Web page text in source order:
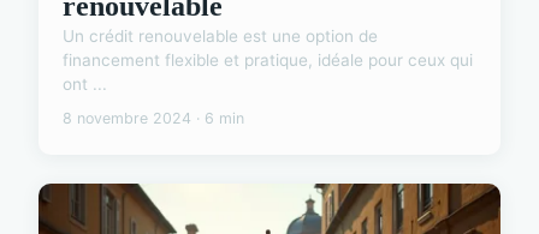
Un crédit renouvelable est une option de
financement flexible et pratique, idéale pour ceux qui
ont ...
8 novembre 2024 · 6 min